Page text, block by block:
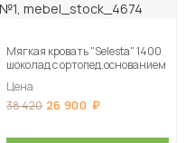
Мягкая кровать "Selesta" 1400
шоколад с ортопед.основанием
Цена
38 420 26 900